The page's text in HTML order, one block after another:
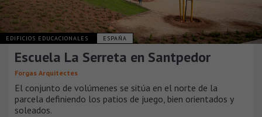
EDIFICIOS EDUCACIONALES ESPAÑA
Escuela La Serreta en Santpedor
Forgas Arquitectes
El conjunto de volúmenes se sitúa en el norte de la
parcela definiendo los patios de juego, bien orientados y
soleados.